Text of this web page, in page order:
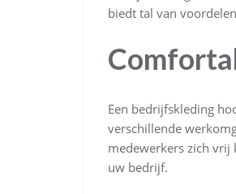
biedt tal van
Een bedrijfskleding
verschillende
medewerkers zich
uw bedrijf.